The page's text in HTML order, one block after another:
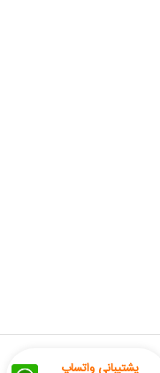
پشتیبانی واتساپ